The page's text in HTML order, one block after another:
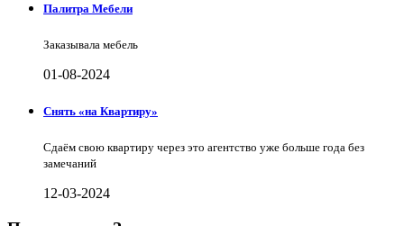
Палитра Мебели
Заказывала мебель
01-08-2024
Снять «на Квартиру»
Сдаём свою квартиру через это агентство уже больше года без
замечаний
12-03-2024